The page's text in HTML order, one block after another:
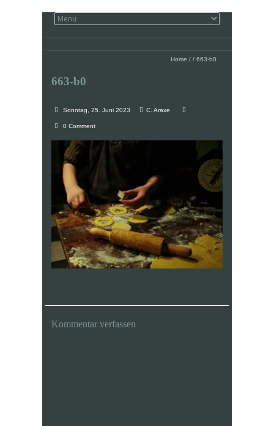
Home / / 663-b0
663-b0
Sonntag, 25. Juni 2023 C. Araxe
0 Comment
Kommentar verfassen